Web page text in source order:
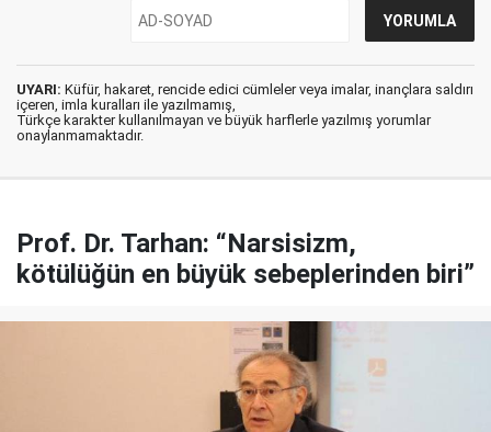
UYARI: Küfür, hakaret, rencide edici cümleler veya imalar, inançlara saldırı
içeren, imla kuralları ile yazılmamış,
Türkçe karakter kullanılmayan ve büyük harflerle yazılmış yorumlar
onaylanmamaktadır.
Prof. Dr. Tarhan: “Narsisizm,
kötülüğün en büyük sebeplerinden biri”